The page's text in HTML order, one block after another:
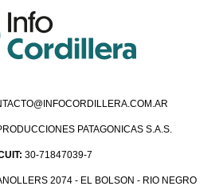
PATAGONICAS S.A.S.
30-71847039-7
2074 - EL BOLSON - RIO NEGRO